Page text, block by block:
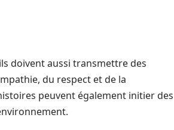
doivent aussi transmettre des
du respect et de la
peuvent également initier des